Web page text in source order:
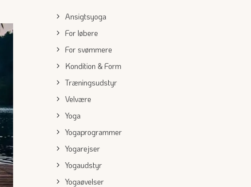
Ansigtsyoga
For løbere
For svømmere
Kondition & Form
Træningsudstyr
Velvære
Yoga
Yogaprogrammer
Yogarejser
Yogaudstyr
Yogaøvelser